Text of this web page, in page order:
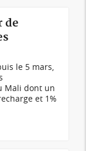
de
le 5 mars,
Mali dont un
et 1%